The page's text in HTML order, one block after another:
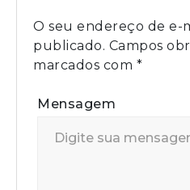
O seu endereço de e-
publicado. Campos
marcados com *
Mensagem